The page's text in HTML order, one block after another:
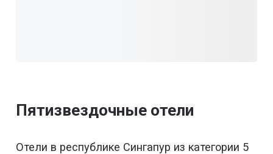
Пятизвездочные отели
Отели в республике Сингапур из категории 5